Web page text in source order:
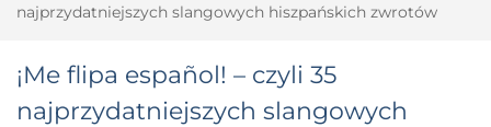
najprzydatniejszych slangowych hiszpańskich zwrotów
¡Me flipa español! – czyli 35
najprzydatniejszych slangowych